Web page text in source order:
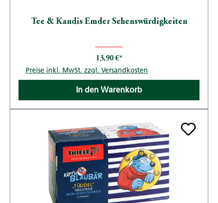
Tee & Kandis Emder Sehenswürdigkeiten
13,90 €*
Preise inkl. MwSt. zzgl. Versandkosten
In den Warenkorb